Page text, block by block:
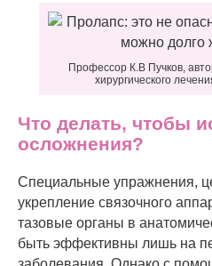
Профессор К.В Пучков,
хирургического
Что делать, чтобы
осложнения?
Специальные упражнения,
укрепление связочного
тазовые органы в
быть эффективны лишь на